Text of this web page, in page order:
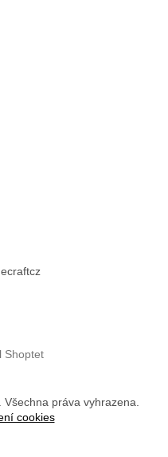
Shoptet
. Všechna práva vyhrazena.
cookies